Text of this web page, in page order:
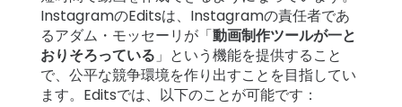
ログイン 登録
InstagramのEditsは、Instagramの責任者であ
るアダム・モッセーリが「動画制作ツールが一と
おりそろっている 」という機能を提供すること
で、公平な競争環境を作り出すことを目指してい
ます。Editsでは、以下のことが可能です：